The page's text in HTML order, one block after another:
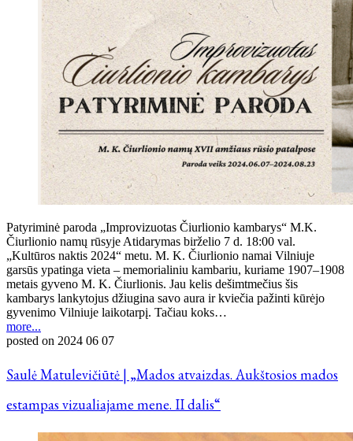
Patyriminė paroda „Improvizuotas Čiurlionio kambarys“ M.K.
Čiurlionio namų rūsyje Atidarymas birželio 7 d. 18:00 val.
„Kultūros naktis 2024“ metu. M. K. Čiurlionio namai Vilniuje
garsūs ypatinga vieta – memorialiniu kambariu, kuriame 1907–1908
metais gyveno M. K. Čiurlionis. Jau kelis dešimtmečius šis
kambarys lankytojus džiugina savo aura ir kviečia pažinti kūrėjo
gyvenimo Vilniuje laikotarpį. Tačiau koks…
more...
posted on 2024 06 07
Saulė Matulevičiūtė | „Mados atvaizdas. Aukštosios mados
estampas vizualiajame mene. II dalis“